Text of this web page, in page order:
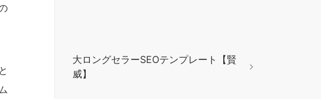
大ロングセラーSEOテンプレート【賢
威】